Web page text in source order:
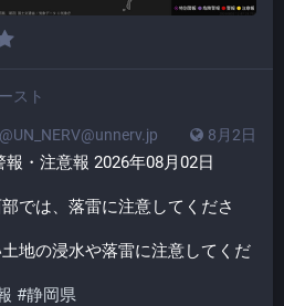
スト
8月2日
@UN_NERV@unnerv.jp
報・注意報 2026年08月02日
では、落雷に注意してくださ
地の浸水や落雷に注意してくだ
#静岡県